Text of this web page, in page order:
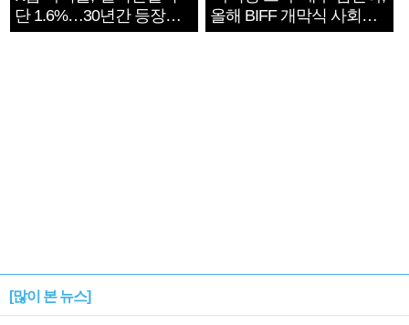
단 1.6%…30년간 등장
1182개팀 전수조사
올해 BIFF 개막식 사회자
확정
[많이 본 뉴스]